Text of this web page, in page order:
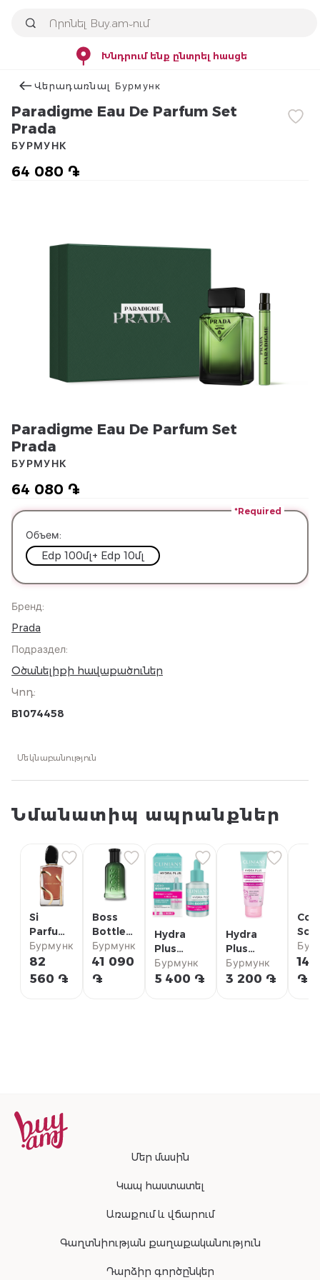
Խնդրում ենք ընտրել հասցե
Վերադառնալ Бурмунк
Paradigme Eau De Parfum Set
Prada
64 080 ֏
БУРМУНК
Paradigme Eau De Parfum Set
Prada
64 080 ֏
БУРМУНК
Бренд:
Prada
Подраздел:
Օծանելիքի հավաքածուներ
Կոդ:
B1074458
Объем:
Edp 100մլ+ Edp 10մլ
*Required
Մեկնաբանություն
Նմանատիպ ապրանքներ
Si
Parfum
Armani
Бурмунк
82
560 ֏
Boss
Bottled
Bold
Citrus
Hugo
Бурмунк
41 090
֏
Hydra
Plus
Hydrating
Serum
Бурмунк
5 400 ֏
Hydra
Plus
Hydrating
Cream
Бурмунк
3 200 ֏
14
֏
Մեր մասին
Կապ հաստատել
Առաքում և վճարում
Գաղտնիության քաղաքականություն
Դարձիր գործընկեր